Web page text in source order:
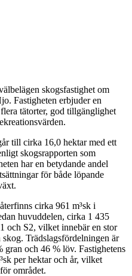
skogsfastighet om
Fastigheten erbjuder en
tätorter, god tillgänglighet
till cirka 16,0 hektar med ett
skogsrapporten som
har en betydande andel
för både löpande
cirka 961 m³sk i
huvuddelen, cirka 1 435
och S2, vilket innebär en stor
Trädslagsfördelningen är
och 46 % löv. Fastighetens
per hektar och år, vilket
området.